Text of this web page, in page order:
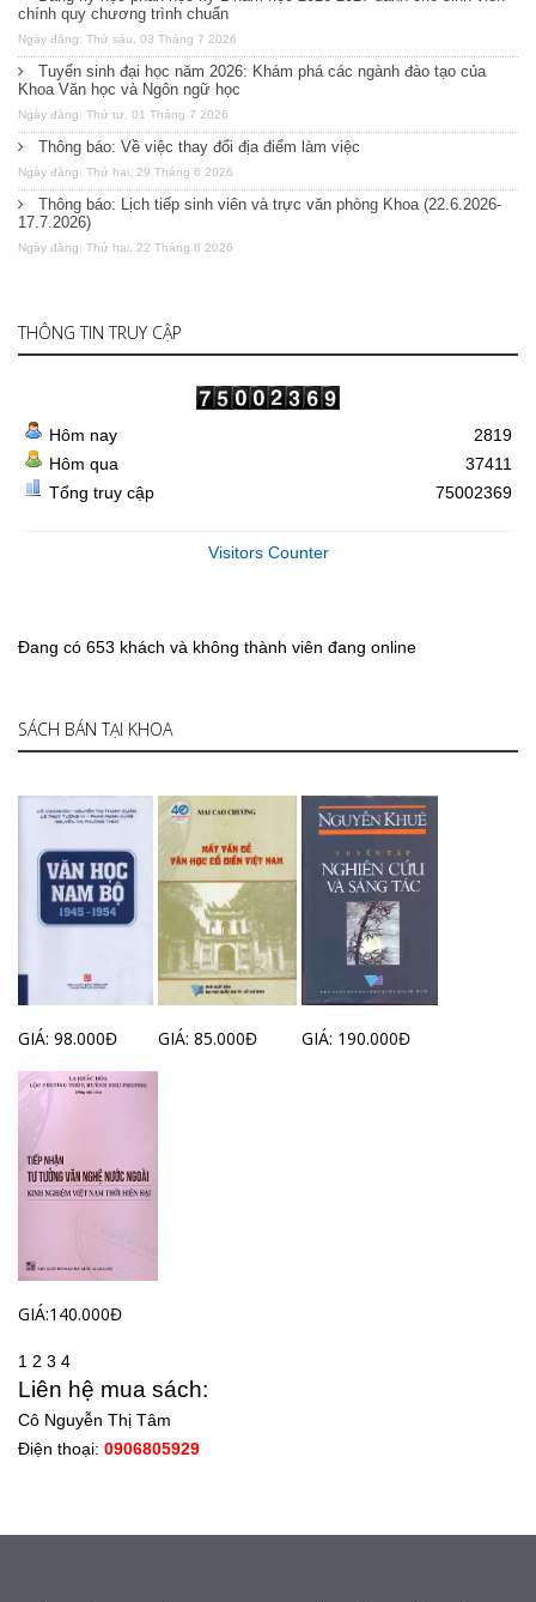
chính quy chương trình chuẩn
Ngày đăng: Thứ sáu, 03 Tháng 7 2026
Tuyển sinh đại học năm 2026: Khám phá các ngành đào tạo của
Khoa Văn học và Ngôn ngữ học
Ngày đăng: Thứ tư, 01 Tháng 7 2026
Thông báo: Về việc thay đổi địa điểm làm việc
Ngày đăng: Thứ hai, 29 Tháng 6 2026
Thông báo: Lịch tiếp sinh viên và trực văn phòng Khoa (22.6.2026-
17.7.2026)
Ngày đăng: Thứ hai, 22 Tháng 6 2026
THÔNG TIN TRUY CẬP
Hôm nay
Hôm qua
Tổng truy cập
2819
37411
75002369
Visitors Counter
Đang có 653 khách và không thành viên đang online
SÁCH BÁN TẠI KHOA
GIÁ: 98.000Đ GIÁ: 85.000Đ GIÁ: 190.000Đ
GIÁ:140.000Đ
1 2 3 4
Liên hệ mua sách:
Cô Nguyễn Thị Tâm
Điện thoại: 0906805929